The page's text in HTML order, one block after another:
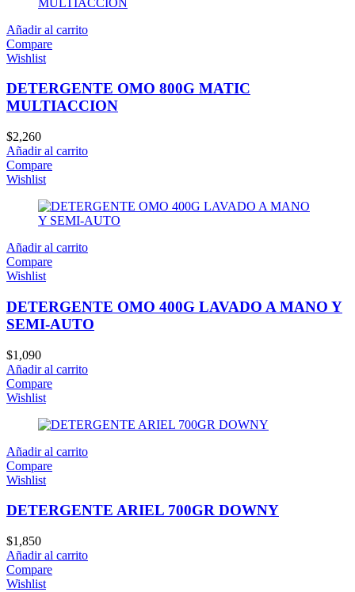
Añadir al carrito
Compare
Wishlist
DETERGENTE OMO 800G MATIC
MULTIACCION
$2,260
Añadir al carrito
Compare
Wishlist
Añadir al carrito
Compare
Wishlist
DETERGENTE OMO 400G LAVADO A MANO Y
SEMI-AUTO
$1,090
Añadir al carrito
Compare
Wishlist
Añadir al carrito
Compare
Wishlist
DETERGENTE ARIEL 700GR DOWNY
$1,850
Añadir al carrito
Compare
Wishlist